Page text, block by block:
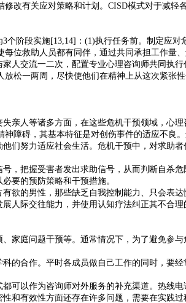
改有关应对策略和计划。CISD模式对于减
阶段实施[13,14]：(1)执行任务前。制定应
位救助人员都有同伴，通过共同承担工作量
人交流一二次，配置专业心理咨询师共同执
松一两周，尽快使他们在精神上从这次紧张
亲人等诸多方面，在这些危机干预领域，心理
障碍，其基本特征是对创伤事件的适应不良
们努力适应社会生活。危机干预中，对求助
，把握受害者发出求助信号，从而判断自杀
要的预防策略和干预措施。
欲的男性，那些缺乏自我控制能力、只会表
人际交往能力，并使用认知疗法纠正其不合
家庭问题干预等。通常情况下，为了避免参
的合作。平时各成员做自己工作的同时，要
可以作为咨询师对外服务的补充渠道。热线
和有效性方面还存在许多问题，需要在实践